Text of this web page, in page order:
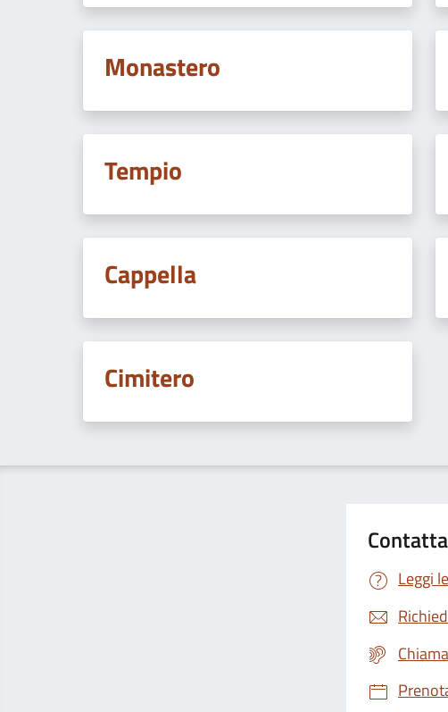
Monastero
Tempio
Cappella
Cimitero
Leggi